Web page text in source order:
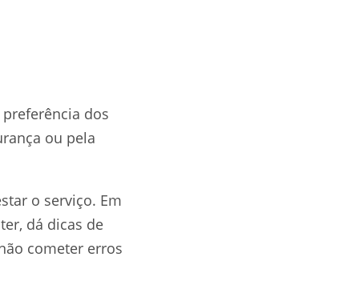
dos
ou pela
o serviço. Em
dá dicas de
cometer erros